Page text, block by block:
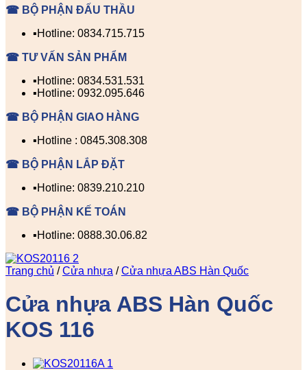
☎ BỘ PHẬN ĐẤU THẦU
▪️Hotline: 0834.715.715
☎ TƯ VẤN SẢN PHẨM
▪️Hotline: 0834.531.531
▪️Hotline: 0932.095.646
☎ BỘ PHẬN GIAO HÀNG
▪️Hotline : 0845.308.308
☎ BỘ PHẬN LẮP ĐẶT
▪️Hotline: 0839.210.210
☎ BỘ PHẬN KẾ TOÁN
▪️Hotline: 0888.30.06.82
Trang chủ / Cửa nhựa / Cửa nhựa ABS Hàn Quốc
Cửa nhựa ABS Hàn Quốc
KOS 116